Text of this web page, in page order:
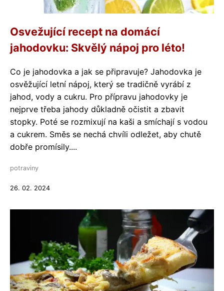
Osvežující recept na domácí
jahodovku: Skvělý nápoj pro léto!
Co je jahodovka a jak se připravuje? Jahodovka je
osvěžující letní nápoj, který se tradičně vyrábí z
jahod, vody a cukru. Pro přípravu jahodovky je
nejprve třeba jahody důkladně očistit a zbavit
stopky. Poté se rozmixují na kaši a smíchají s vodou
a cukrem. Směs se nechá chvíli odležet, aby chutě
dobře promísily....
potraviny
26. 02. 2024